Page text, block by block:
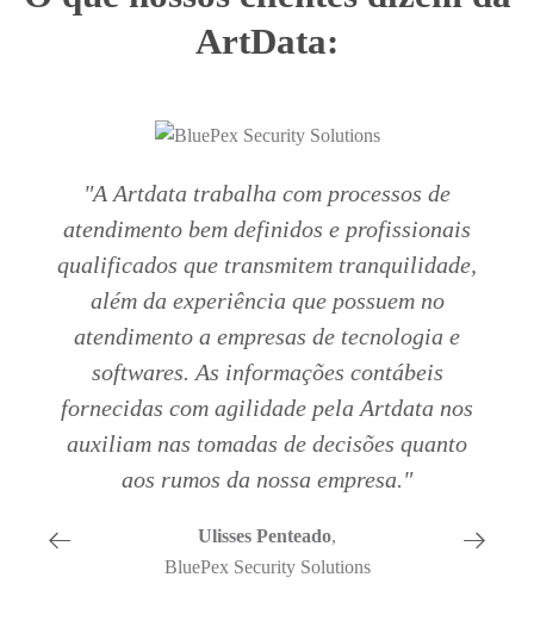
ArtData:
"A Artdata trabalha com processos de
atendimento bem definidos e profissionais
qualificados que transmitem tranquilidade,
além da experiência que possuem no
atendimento a empresas de tecnologia e
softwares. As informações contábeis
fornecidas com agilidade pela Artdata nos
auxiliam nas tomadas de decisões quanto
aos rumos da nossa empresa."
Ulisses Penteado,
BluePex Security Solutions